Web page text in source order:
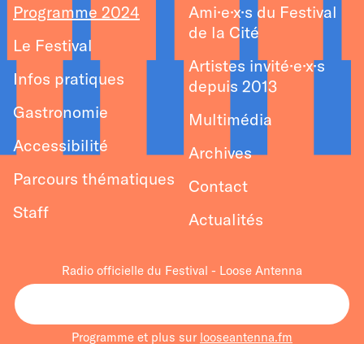
Programme 2024
Le Festival
Infos pratiques
Gastronomie
Accessibilité
Parcours thématiques
Staff
Ami·e·x·s du Festival
de la Cité
Artistes invité·e·x·s
depuis 2013
Multimédia
Archives
Contact
Actualités
Radio officielle du Festival - Loose Antenna
Programme et plus sur looseantenna.fm